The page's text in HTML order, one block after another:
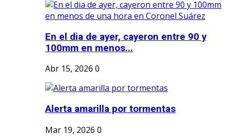
En el dia de ayer, cayeron entre 90 y
100mm en menos...
Abr 15, 2026 0
Alerta amarilla por tormentas
Mar 19, 2026 0